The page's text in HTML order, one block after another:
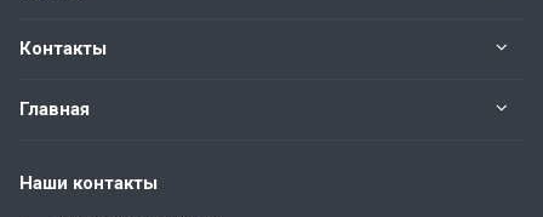
Контакты
Главная
Наши контакты